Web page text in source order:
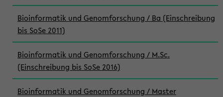
Bioinformatik und Genomforschung / Ba (Einschreibung
bis SoSe 2011)
Bioinformatik und Genomforschung / M.Sc.
(Einschreibung bis SoSe 2016)
Bioinformatik und Genomforschung / Master